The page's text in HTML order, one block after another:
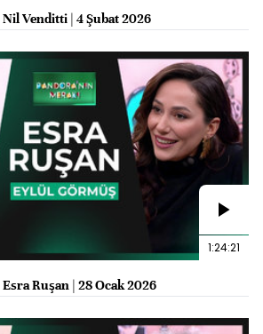
Nil Venditti | 4 Şubat 2026
1:24:21
Ruşan | 28 Ocak 2026